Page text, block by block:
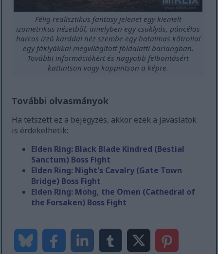
Félig realisztikus fantasy jelenet egy kiemelt
izometrikus nézetből, amelyben egy csuklyás, páncélos
harcos izzó karddal néz szembe egy hatalmas kőtrollal
egy fáklyákkal megvilágított földalatti barlangban.
További információkért és nagyobb felbontásért
kattintson vagy koppintson a képre.
További olvasmányok
Ha tetszett ez a bejegyzés, akkor ezek a javaslatok
is érdekelhetik:
Elden Ring: Black Blade Kindred (Bestial
Sanctum) Boss Fight
Elden Ring: Night's Cavalry (Gate Town
Bridge) Boss Fight
Elden Ring: Mohg, the Omen (Cathedral of
the Forsaken) Boss Fight